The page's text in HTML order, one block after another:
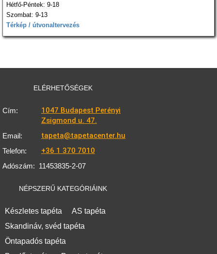
Hétfő-Péntek: 9-18
Szombat: 9-13
Térkép / útvonaltervezés
ELÉRHETŐSÉGEK
Cím:
1047 Budapest Perényi
Zsigmond u. 47.
Email: tapeta@tapetacenter.hu
Telefon: +36 1 370 7010
Adószám: 11453835-2-07
NÉPSZERŰ KATEGÓRIÁINK
Készletes tapéta
AS tapéta
Skandináv, svéd tapéta
Öntapadós tapéta